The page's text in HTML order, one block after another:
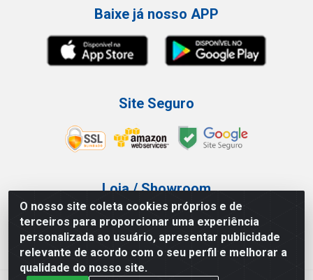
O nosso site coleta cookies próprios e de
terceiros para proporcionar uma experiência
personalizada ao usuário, apresentar publicidade
relevante de acordo com o seu perfil e melhorar a
qualidade do nosso site.
Baixe já nosso APP
Site Seguro
Loja / Showroom
Tel.: (11) 3227-0546
Av Vautier, 587/597 - Pari - São Paulo/SP